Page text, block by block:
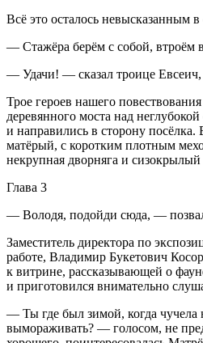
Всё это осталось невысказанным
— Стажёра берём с собой, втроём
— Удачи! — сказал троице
Трое героев нашего
деревянного моста над
и направились в сторону
матёрый, с коротким плотным
некрупная дворняга и
Глава 3
— Володя, подойди сюда, —
Заместитель директора по
работе, Владимир Букетович
к витрине, рассказывающей о
и приготовился внимательно
— Ты где был зимой, когда чучела
вымораживать? — голосом, не